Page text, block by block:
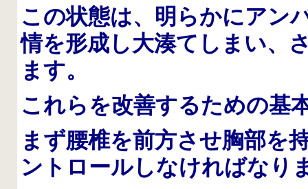
この状態は、明らかにアン
情を形成し大湊てしまい、
ます。
これらを改善するための基
まず腰椎を前方させ胸部を
ントロールしなければなり